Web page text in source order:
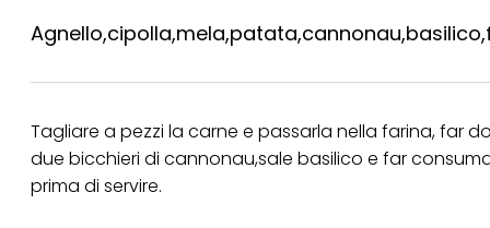
Tagliare a pezzi la carne e passarla nella farina, far
due bicchieri di cannonau,sale basilico e far
prima di servire.
Puoi trovare
collegata nel piè
collegata nel piè di
"modifica" di seguito".
Se fai clic su